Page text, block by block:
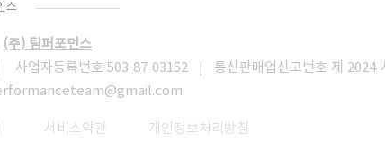
스
(주) 팀퍼포먼스
업자등록번호 503-87-03152 | 통신판매업신고번호 제 2024-
서비스약관 개인정보처리방침